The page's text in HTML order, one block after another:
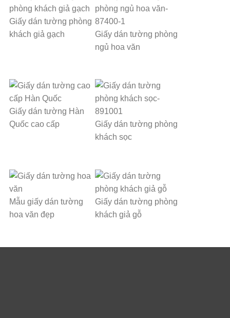
Giấy dán tường phòng
khách giả gạch
Giấy dán tường phòng
ngủ hoa văn
Giấy dán tường Hàn
Quốc cao cấp
Giấy dán tường phòng
khách sọc
Mẫu giấy dán tường
hoa văn đẹp
Giấy dán tường phòng
khách giả gỗ